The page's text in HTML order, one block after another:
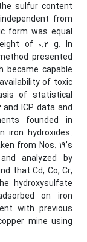
sulfur content
from
form was equal
of 0.2 g. In
presented
became capable
of toxic
of statistical
ICP data and
founded in
iron hydroxides.
from Nos. 19’s
analyzed by
that Cd, Co, Cr,
hydroxysulfate
on iron
with previous
mine using